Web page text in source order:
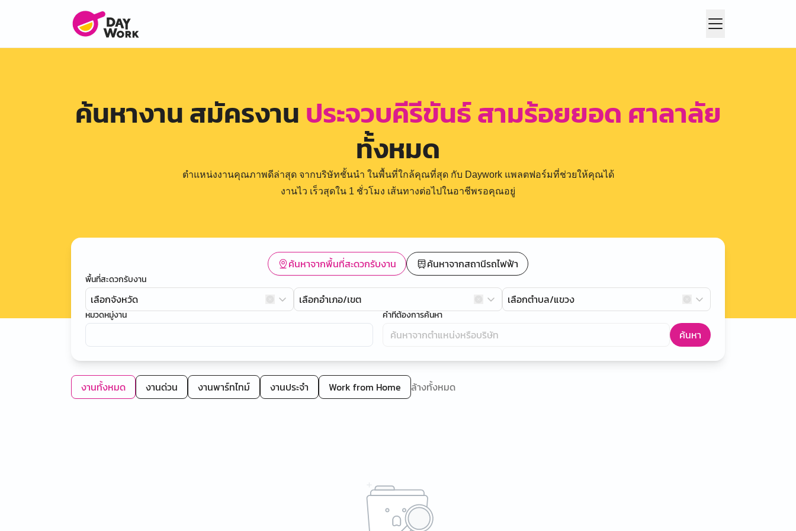
ค้นหางาน สมัครงาน ประจวบคีรีขันธ์ สามร้อยยอด ศาลาลัย
ทั้งหมด
ตำแหน่งงานคุณภาพดีล่าสุด จากบริษัทชั้นนำ ในพื้นที่ใกล้คุณที่สุด กับ Daywork แพลตฟอร์มที่ช่วยให้คุณได้
งานไว เร็วสุดใน 1 ชั่วโมง เส้นทางต่อไปในอาชีพรอคุณอยู่
ค้นหาจากพื้นที่สะดวกรับงาน ค้นหาจากสถานีรถไฟฟ้า
พื้นที่สะดวกรับงาน
เลือกจังหวัด เลือกอำเภอ/เขต เลือกตำบล/แขวง
หมวดหมู่งาน คำที่ต้องการค้นหา
ค้นหา
งานทั้งหมด งานด่วน งานพาร์ทไทม์ งานประจำ Work from Home ล้างทั้งหมด